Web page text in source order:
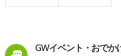
GWイベント・おでか